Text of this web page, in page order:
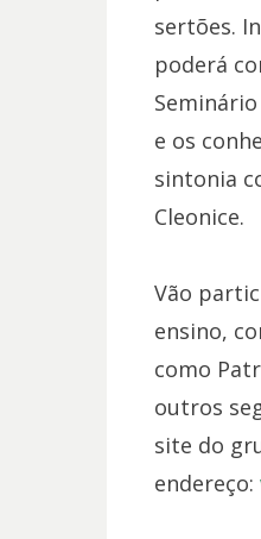
sertões.
poderá
e os
sintonia
Cleonice.
Vão
ensino,
como
outros
site do
endereço: